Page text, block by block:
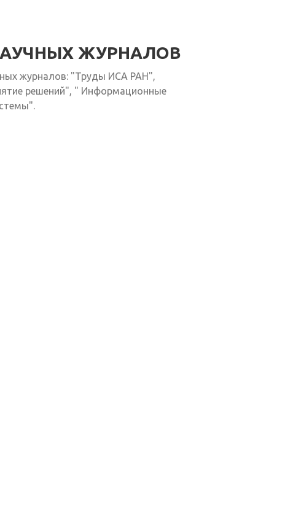
ЖУРНАЛОВ
журналов: "Труды ИСА РАН",
решений", " Информационные